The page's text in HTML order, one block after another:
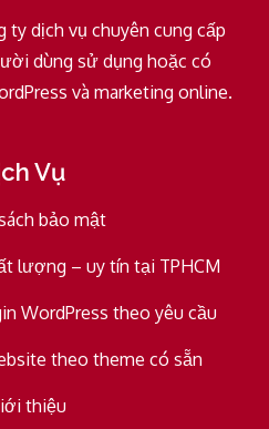
ty dịch vụ chuyên cung cấp
dùng sử dụng hoặc có
và marketing online.
Vụ
bảo mật
lượng – uy tín tại TPHCM
WordPress theo yêu cầu
theo theme có sẵn
thiệu